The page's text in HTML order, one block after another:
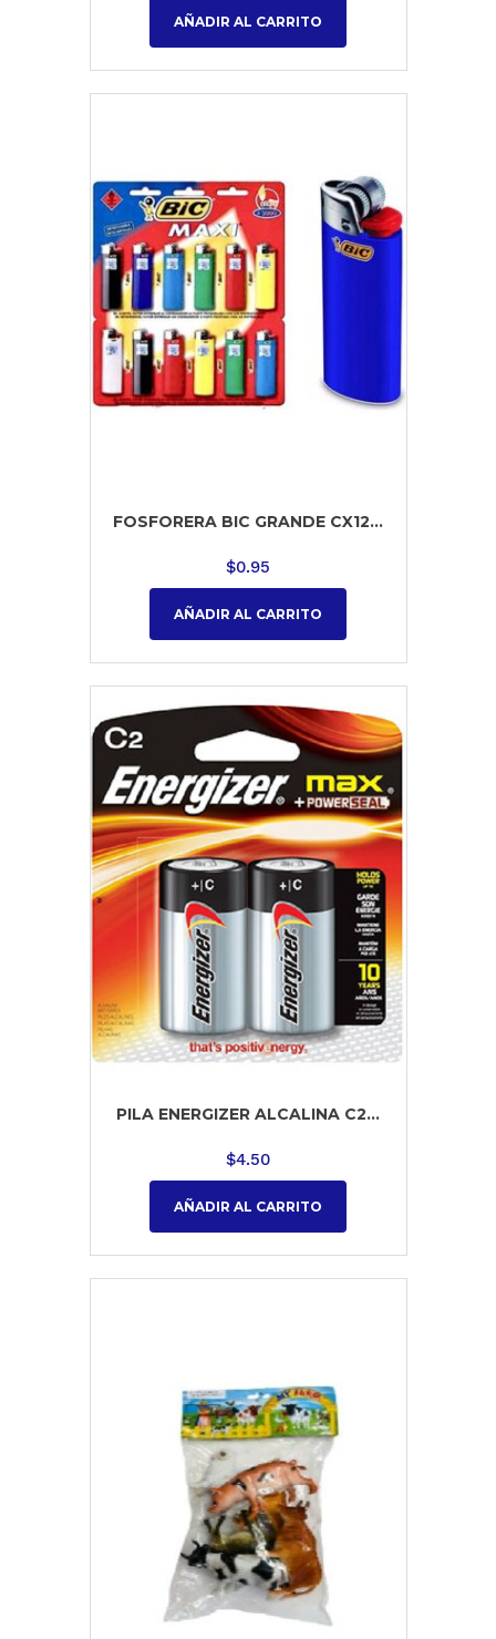
AÑADIR AL CARRITO
FOSFORERA BIC GRANDE CX12...
$0.95
AÑADIR AL CARRITO
PILA ENERGIZER ALCALINA C2...
$4.50
AÑADIR AL CARRITO